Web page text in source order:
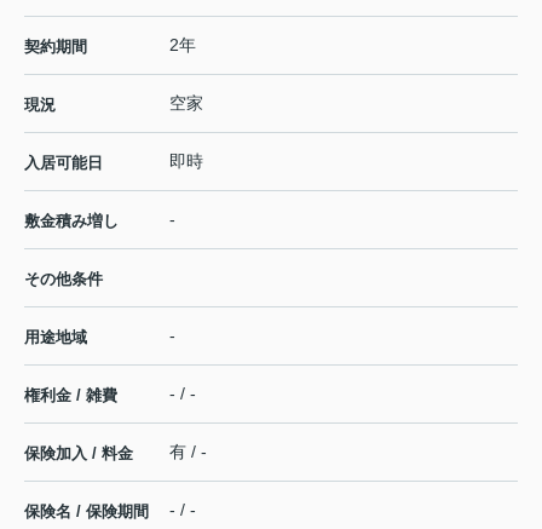
契約期間 2年
現況 空家
入居可能日 即時
敷金積み増し -
その他条件
用途地域 -
権利金 / 雑費 - / -
保険加入 / 料金 有 / -
保険名 / 保険期間 - / -